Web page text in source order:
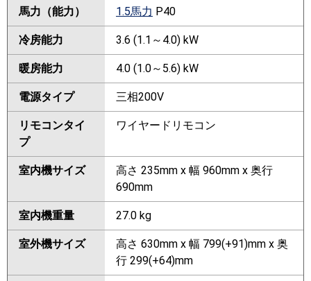
馬力（能力） 1.5馬力 P40
冷房能力 3.6 (1.1～4.0) kW
暖房能力 4.0 (1.0～5.6) kW
電源タイプ 三相200V
リモコンタイ
プ
ワイヤードリモコン
室内機サイズ
高さ 235mm x 幅 960mm x 奥行
690mm
室内機重量 27.0 kg
室外機サイズ
高さ 630mm x 幅 799(+91)mm x 奥
行 299(+64)mm